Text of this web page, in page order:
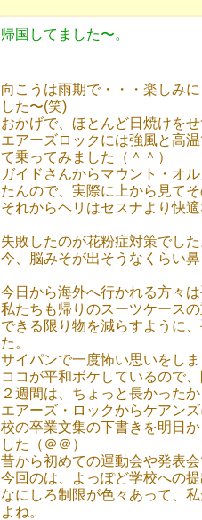
帰国してました〜。
向こうは雨期で・・・楽しみ
した〜(笑)
おかげで、ほとんど日焼けを
エアーズロックには強風と高
て乗ってみました（＾＾）
ガイドさんからマウント・オ
たんので、実際に上から見て
それからヘリはセスナより快
失敗したのが花粉症対策でした
今、脳みそが出そうなくらい
今日から海外へ行かれる方々
私たちも帰りのスーツケース
できる限り物を減らすように
た。
サイパンで一度怖い思いをし
ココが平和ボケしているので
２週間は、ちょっと長かった
エアーズ・ロックからケアン
校の卒業文集の下書きを明日
した（＠＠）
昔から初めての運動会や発表
今回のは、よっぽど学校への
なにしろ制限が色々あって、
よね。